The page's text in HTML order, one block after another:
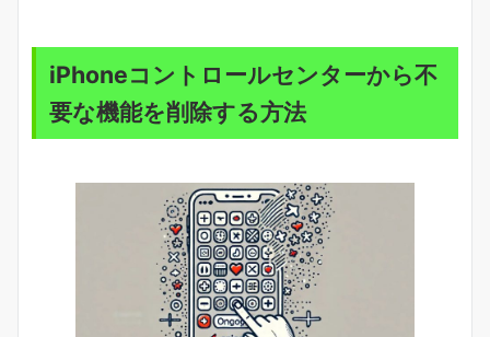
iPhoneコントロールセンターから不
要な機能を削除する方法